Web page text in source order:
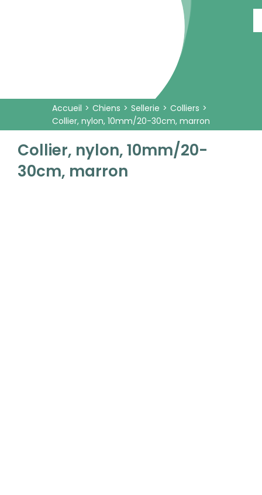
Accueil Chiens Sellerie
Colliers
Collier, nylon, 10mm/20-30cm, marron
Collier, nylon, 10mm/20-
30cm, marron